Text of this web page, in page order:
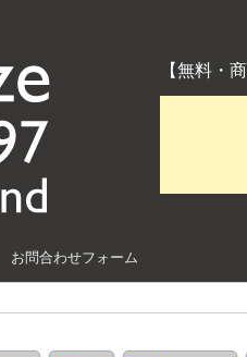
【無料・
動
お問合わせフォーム